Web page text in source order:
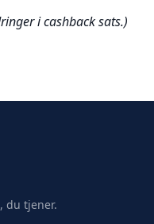
i cashback sats.)
du tjener.